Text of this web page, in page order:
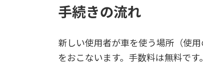
手続きの流れ
新しい使用者が車を使う場所（使
をおこないます。手数料は無料です。